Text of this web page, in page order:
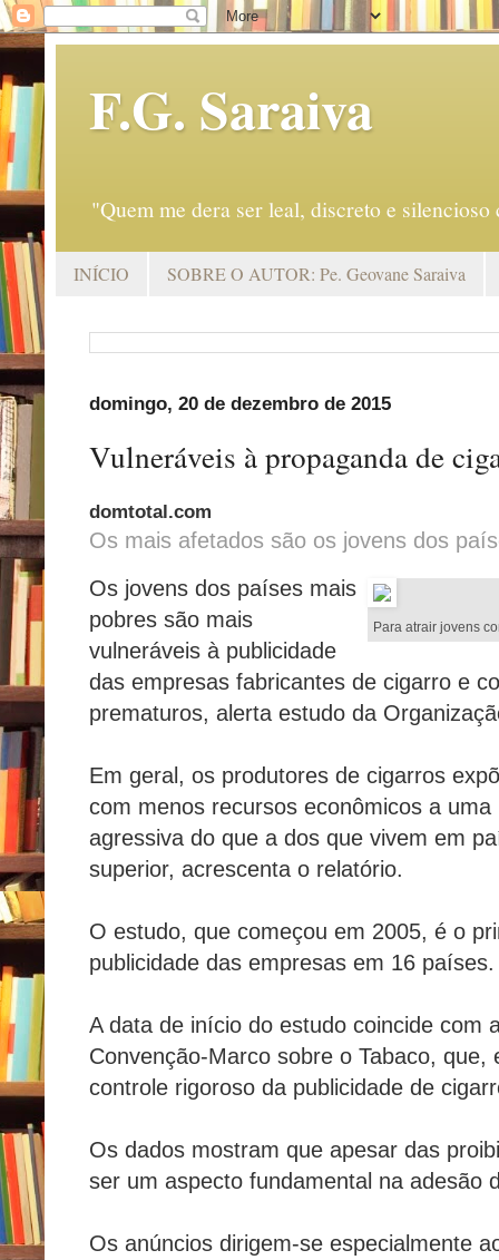
F.G. Saraiva
"Quem me dera ser leal, discreto e
INÍCIO SOBRE O AUTOR: Pe. Geovane Saraiva
domingo, 20 de dezembro de 2015
Vulneráveis à propaganda de
domtotal.com
Os mais afetados são os jovens dos
Para atrair jovens
Os jovens dos países mais
pobres são mais
vulneráveis à publicidade
das empresas fabricantes de cigarro e
prematuros, alerta estudo da
Em geral, os produtores de cigarros
com menos recursos econômicos a
agressiva do que a dos que vivem em
superior, acrescenta o relatório.
O estudo, que começou em 2005, é o
publicidade das empresas em 16 países.
A data de início do estudo coincide com
Convenção-Marco sobre o Tabaco,
controle rigoroso da publicidade de
Os dados mostram que apesar das
ser um aspecto fundamental na adesão
Os anúncios dirigem-se especialmente